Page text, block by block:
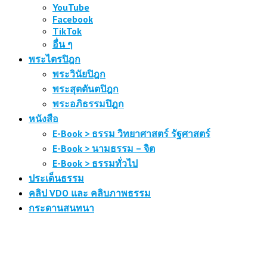
YouTube
Facebook
TikTok
อื่น ๆ
พระไตรปิฎก
พระวินัยปิฎก
พระสุตตันตปิฎก
พระอภิธรรมปิฎก
หนังสือ
E-Book > ธรรม วิทยาศาสตร์ รัฐศาสตร์
E-Book > นามธรรม – จิต
E-Book > ธรรมทั่วไป
ประเด็นธรรม
คลิป VDO และ คลิบภาพธรรม
กระดานสนทนา